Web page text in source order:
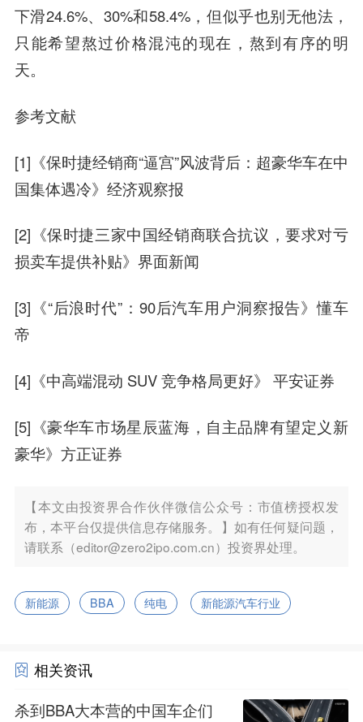
下滑24.6%、30%和58.4%，但似乎也别无他法，
只能希望熬过价格混沌的现在，熬到有序的明
天。
参考文献
[1]《保时捷经销商“逼宫”风波背后：超豪华车在中
国集体遇冷》经济观察报
[2]《保时捷三家中国经销商联合抗议，要求对亏
损卖车提供补贴》界面新闻
[3]《“后浪时代”：90后汽车用户洞察报告》懂车
帝
[4]《中高端混动 SUV 竞争格局更好》 平安证券
[5]《豪华车市场星辰蓝海，自主品牌有望定义新
豪华》方正证券
【本文由投资界合作伙伴微信公众号：市值榜授权发
布，本平台仅提供信息存储服务。】如有任何疑问题，
请联系（editor@zero2ipo.com.cn）投资界处理。
新能源 BBA 纯电 新能源汽车行业
相关资讯
杀到BBA大本营的中国车企们